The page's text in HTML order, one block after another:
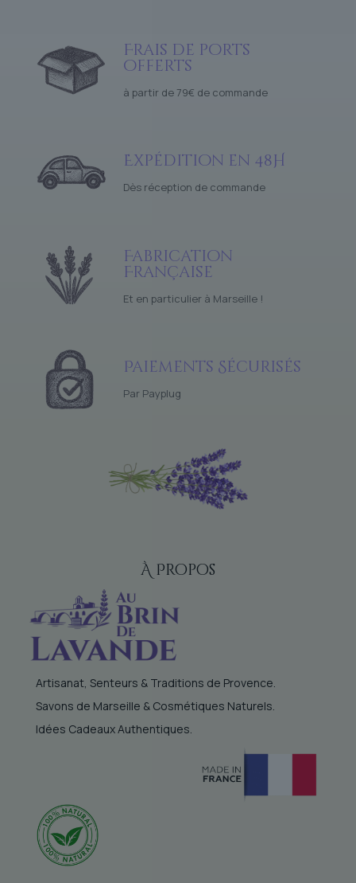
Frais de ports
offerts
à partir de 79€ de commande
Expédition en 48H
Dès réception de commande
Fabrication
Française
Et en particulier à Marseille !
Paiements Sécurisés
Par Payplug
À Propos
Artisanat, Senteurs & Traditions de Provence.
Savons de Marseille & Cosmétiques Naturels.
Idées Cadeaux Authentiques.